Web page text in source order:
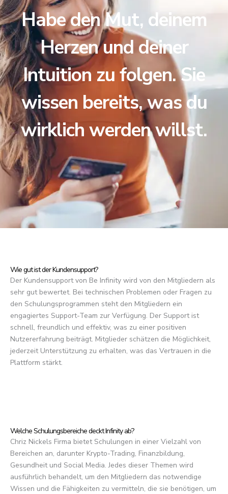
Habe den Mut, deinem
Herzen und deiner
Intuition zu folgen. Sie
wissen bereits, was du
wirklich werden willst.
Wie gut ist der Kundensupport?
Der Kundensupport von Be Infinity wird von den Mitgliedern als
sehr gut bewertet. Bei technischen Problemen oder Fragen zu
den Schulungsprogrammen steht den Mitgliedern ein
engagiertes Support-Team zur Verfügung. Der Support ist
schnell, freundlich und effektiv, was zu einer positiven
Nutzererfahrung beiträgt. Mitglieder schätzen die Möglichkeit,
jederzeit Unterstützung zu erhalten, was das Vertrauen in die
Plattform stärkt.
Welche Schulungsbereiche deckt Infinity ab?
Chriz Nickels Firma bietet Schulungen in einer Vielzahl von
Bereichen an, darunter Krypto-Trading, Finanzbildung,
Gesundheit und Social Media. Jedes dieser Themen wird
ausführlich behandelt, um den Mitgliedern das notwendige
Wissen und die Fähigkeiten zu vermitteln, die sie benötigen, um